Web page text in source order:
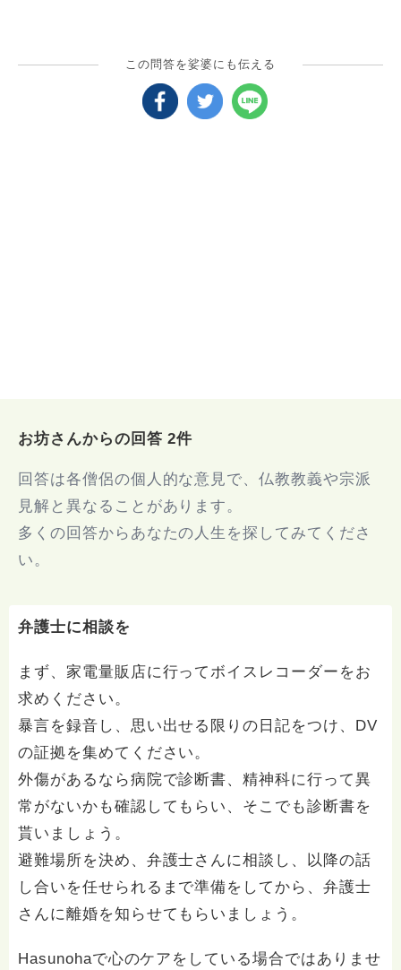
この問答を娑婆にも伝える
お坊さんからの回答 2件
回答は各僧侶の個人的な意見で、仏教教義や宗派
見解と異なることがあります。
多くの回答からあなたの人生を探してみてくださ
い。
弁護士に相談を
まず、家電量販店に行ってボイスレコーダーをお
求めください。
暴言を録音し、思い出せる限りの日記をつけ、DV
の証拠を集めてください。
外傷があるなら病院で診断書、精神科に行って異
常がないかも確認してもらい、そこでも診断書を
貰いましょう。
避難場所を決め、弁護士さんに相談し、以降の話
し合いを任せられるまで準備をしてから、弁護士
さんに離婚を知らせてもらいましょう。
Hasunohaで心のケアをしている場合ではありませ